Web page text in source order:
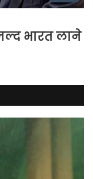
भारत लाने